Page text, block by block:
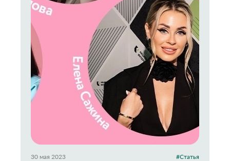
30 мая 2023 #Статья